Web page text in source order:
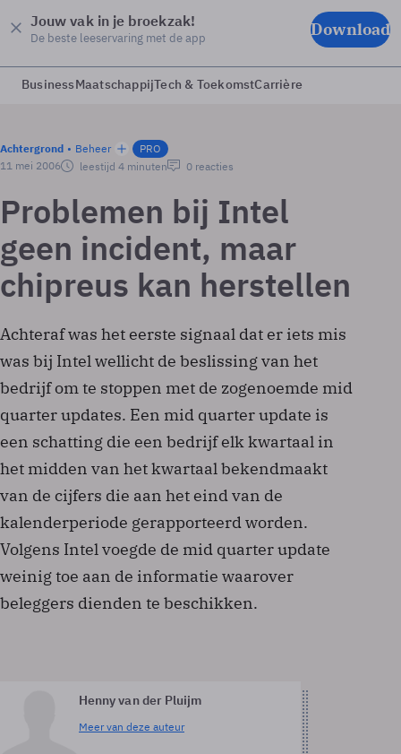
Jouw vak in je broekzak!
De beste leeservaring met de app Download
BusinessMaatschappijTech & ToekomstCarrière
Achtergrond Beheer
PRO
11 mei 2006
leestijd 4 minuten 0 reacties
Problemen bij Intel
geen incident, maar
chipreus kan herstellen
Achteraf was het eerste signaal dat er iets mis
was bij Intel wellicht de beslissing van het
bedrijf om te stoppen met de zogenoemde mid
quarter updates. Een mid quarter update is
een schatting die een bedrijf elk kwartaal in
het midden van het kwartaal bekendmaakt
van de cijfers die aan het eind van de
kalenderperiode gerapporteerd worden.
Volgens Intel voegde de mid quarter update
weinig toe aan de informatie waarover
beleggers dienden te beschikken.
Henny van der Pluijm
Meer van deze auteur